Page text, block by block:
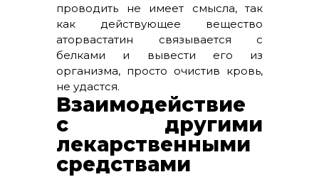
проводить не имеет смысла, так
как действующее вещество
аторвастатин связывается с
белками и вывести его из
организма, просто очистив кровь,
не удастся.
Взаимодействие
с другими
лекарственными
средствами